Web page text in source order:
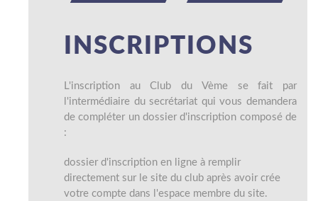
INSCRIPTIONS
L'inscription au Club du Vème se fait par
l'intermédiaire du secrétariat qui vous demandera
de compléter un dossier d'inscription composé de
:
dossier d'inscription en ligne à remplir
directement sur le site du club après avoir crée
votre compte dans l'espace membre du site.